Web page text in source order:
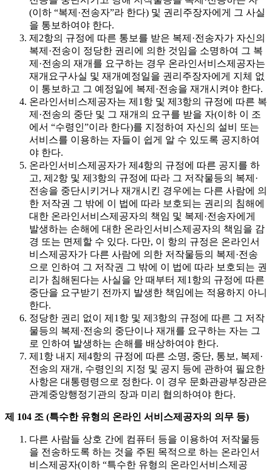
(이하 “복제·전송자”라 한다) 및 권리주장자에게 그 사실
을 통보하여야 한다.
제2항의 규정에 따른 통보를 받은 복제·전송자가 자신의
복제·전송이 정당한 권리에 의한 것임을 소명하여 그 복
제·전송의 재개를 요구하는 경우 온라인서비스제공자는
재개요구사실 및 재개예정일을 권리주장자에게 지체 없
이 통보하고 그 예정일에 복제·전송을 재개시켜야 한다.
온라인서비스제공자는 제1항 및 제3항의 규정에 따른 복
제·전송의 중단 및 그 재개의 요구를 받을 자(이하 이 조
에서 “수령인”이라 한다)를 지정하여 자신의 설비 또는
서비스를 이용하는 자들이 쉽게 알 수 있도록 공지하여
야 한다.
온라인서비스제공자가 제4항의 규정에 따른 공지를 하
고, 제2항 및 제3항의 규정에 따라 그 저작물등의 복제·
전송을 중단시키거나 재개시킨 경우에는 다른 사람에 의
한 저작권 그 밖에 이 법에 따라 보호되는 권리의 침해에
대한 온라인서비스제공자의 책임 및 복제·전송자에게
발생하는 손해에 대한 온라인서비스제공자의 책임을 감
경 또는 면제할 수 있다. 다만, 이 항의 규정은 온라인서
비스제공자가 다른 사람에 의한 저작물등의 복제·전송
으로 인하여 그 저작권 그 밖에 이 법에 따라 보호되는 권
리가 침해된다는 사실을 안 때부터 제1항의 규정에 따른
중단을 요구받기 전까지 발생한 책임에는 적용하지 아니
한다.
정당한 권리 없이 제1항 및 제3항의 규정에 따른 그 저작
물등의 복제·전송의 중단이나 재개를 요구하는 자는 그
로 인하여 발생하는 손해를 배상하여야 한다.
제1항 내지 제4항의 규정에 따른 소명, 중단, 통보, 복제·
전송의 재개, 수령인의 지정 및 공지 등에 관하여 필요한
사항은 대통령령으로 정한다. 이 경우 문화관광부장관은
관계중앙행정기관의 장과 미리 협의하여야 한다.
제 104 조 (특수한 유형의 온라인 서비스제공자의 의무 등)
다른 사람들 상호 간에 컴퓨터 등을 이용하여 저작물등
을 전송하도록 하는 것을 주된 목적으로 하는 온라인서
비스제공자(이하 “특수한 유형의 온라인서비스제공